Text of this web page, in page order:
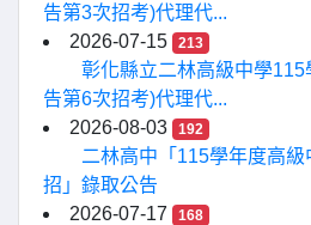
告第3次招考)代理代...
2026-07-15
213
彰化縣立二林高級中學
告第6次招考)代理代...
2026-08-03
192
二林高中「115學年度高
招」錄取公告
2026-07-17
168